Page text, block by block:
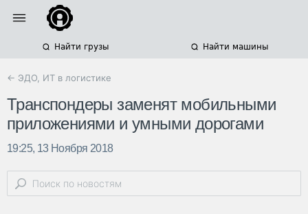
Найти грузы Найти машины
← ЭДО, ИТ в логистике
Транспондеры заменят мобильными
приложениями и умными дорогами
19:25, 13 Ноября 2018